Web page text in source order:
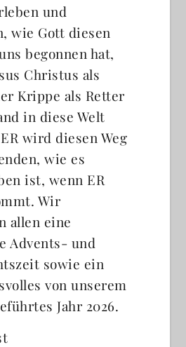
und
wie Gott diesen
begonnen hat,
Christus als
Krippe als Retter
in diese Welt
wird diesen Weg
wie es
ist, wenn ER
Wir
allen eine
Advents- und
sowie ein
von unserem
Jahr 2026.